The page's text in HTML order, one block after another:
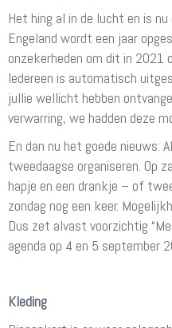
Het hing al in de lucht en is
Engeland wordt een jaar
onzekerheden om dit in 2021
Iedereen is automatisch
jullie wellicht hebben
verwarring, we hadden deze
En dan nu het goede nieuws:
tweedaagse organiseren. Op
hapje en een drankje – of
zondag nog een keer.
Dus zet alvast voorzichtig
agenda op 4 en 5 september
Kleding